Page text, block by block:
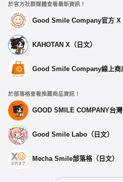
於官方社群媒體查看最新資訊！
Good Smile Company官方 X
KAHOTAN X（日文）
Good Smile Company線上商
於部落格查看推薦商品資訊！
GOOD SMILE COMPANY台
Good Smile Labo（日文）
Mecha Smile部落格（日文）